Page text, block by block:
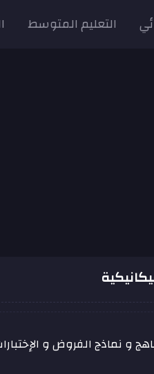
التعليم المتوسط
و نماذج الفروض و